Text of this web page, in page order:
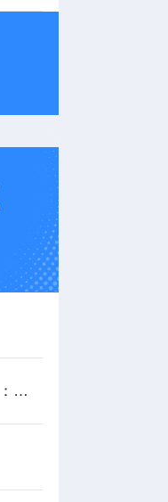
食品包装材料透湿性测试仪：解析